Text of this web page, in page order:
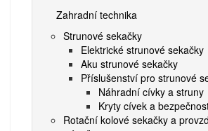
Zahradní technika
Strunové sekačky
Elektrické strunové sekačky
Aku strunové sekačky
Příslušenství pro strunové
Náhradní cívky a struny
Kryty cívek a
Rotační kolové sekačky a